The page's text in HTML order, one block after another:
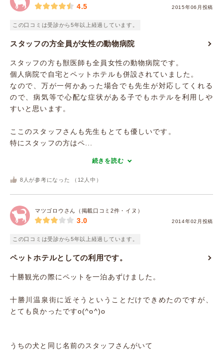
2015年06月投稿
4.5
この口コミは受診から5年以上経過しています。
スタッフの方全員が女性の動物病院
スタッフの方も獣医師も全員女性の動物病院です。
個人病院で自宅とペットホテルも併設されていました。
なので、万が一何かあった場合でも先生が対応してくれる
ので、病気等で心配な症状がある子でもホテルを利用しや
すいと思います。
ここのスタッフさんも先生もとても優しいです。
特にスタッフの方はペ...
続きを読む
8 人が参考になった （ 12 人中）
マツゴロウさん（掲載口コミ2件・イヌ）
2014年02月投稿
3.0
この口コミは受診から5年以上経過しています。
ペットホテルとしての利用です。
十勝観光の際にペットを一泊あずけました。
十勝川温泉街に近そうということだけできめたのですが、
とても良かったですo(^o^)o
うちの犬と同じ名前のスタッフさんがいて